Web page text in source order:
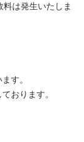
は発生いたしま
す。
おります。